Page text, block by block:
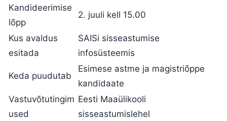
Kandideerimise
lõpp
2. juuli kell 15.00
Kus avaldus
esitada
SAISi sisseastumise
infosüsteemis
Keda puudutab
Esimese astme ja magistriõppe
kandidaate
Vastuvõtutingim
used
Eesti Maaülikooli
sisseastumislehel